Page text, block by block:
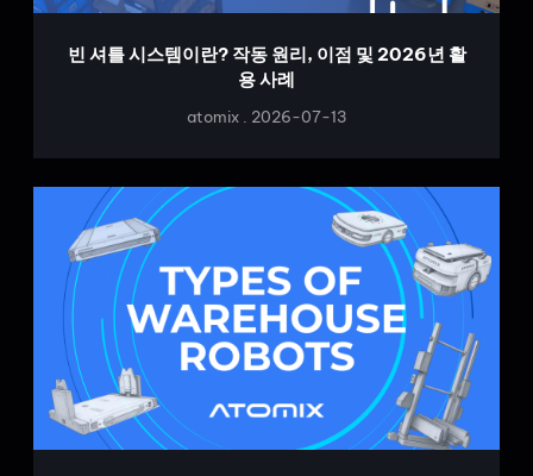
빈 셔틀 시스템이란? 작동 원리, 이점 및 2026년 활
용 사례
atomix 2026-07-13